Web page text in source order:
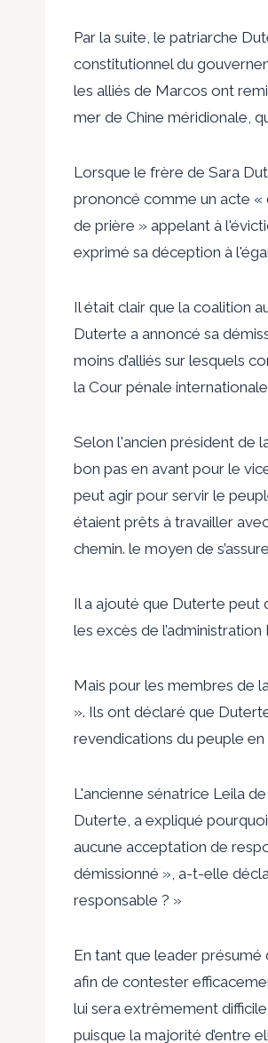
Par la suite, le patriarche
constitutionnel du
les alliés de Marcos ont
mer de Chine méridionale,
Lorsque le frère de Sara
prononcé comme un acte «
de prière » appelant à
exprimé sa déception à
Il était clair que la coalition
Duterte a annoncé sa
moins d’alliés sur lesquels
la Cour pénale
Selon l'ancien président de
bon pas en avant pour le
peut agir pour servir le
étaient prêts à travailler
chemin. le moyen de
Il a ajouté que Duterte peut
les excès de l’administration
Mais pour les membres de
». Ils ont déclaré que
revendications du peuple
L'ancienne sénatrice Leila
Duterte, a expliqué
aucune acceptation de
démissionné », a-t-elle
responsable ? »
En tant que leader
afin de contester
lui sera extrêmement
puisque la majorité d’entre